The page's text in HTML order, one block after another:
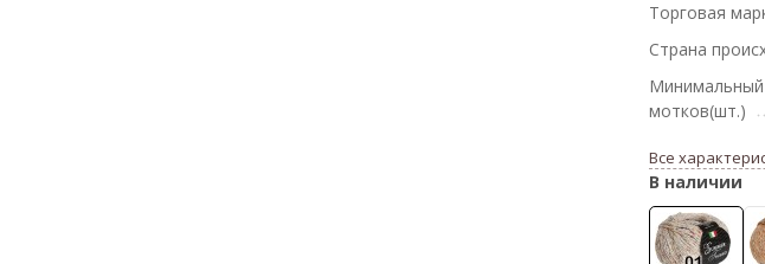
Торговая
Страна
Минимальный
мотков(шт.)
Все
В наличии